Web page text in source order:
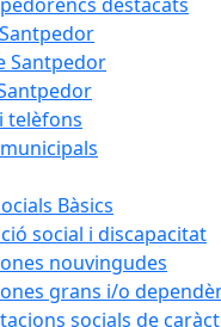
Santpedor
telèfons
Bàsics
social i discapacitat
nouvingudes
grans i/o
socials de